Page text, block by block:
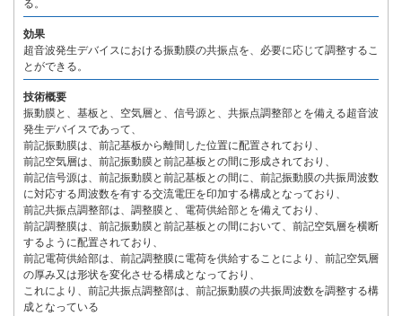
る。
効果
超音波発生デバイスにおける振動膜の共振点を、必要に応じて調整するこ
とができる。
技術概要
振動膜と、基板と、空気層と、信号源と、共振点調整部とを備える超音波
発生デバイスであって、
前記振動膜は、前記基板から離間した位置に配置されており、
前記空気層は、前記振動膜と前記基板との間に形成されており、
前記信号源は、前記振動膜と前記基板との間に、前記振動膜の共振周波数
に対応する周波数を有する交流電圧を印加する構成となっており、
前記共振点調整部は、調整膜と、電荷供給部とを備えており、
前記調整膜は、前記振動膜と前記基板との間において、前記空気層を横断
するように配置されており、
前記電荷供給部は、前記調整膜に電荷を供給することにより、前記空気層
の厚み又は形状を変化させる構成となっており、
これにより、前記共振点調整部は、前記振動膜の共振周波数を調整する構
成となっている